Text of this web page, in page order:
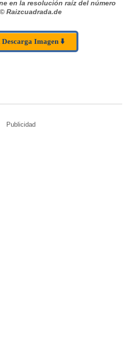
en la resolución raíz del número
© Raizcuadrada.de
Imagen ⬇️
Publicidad